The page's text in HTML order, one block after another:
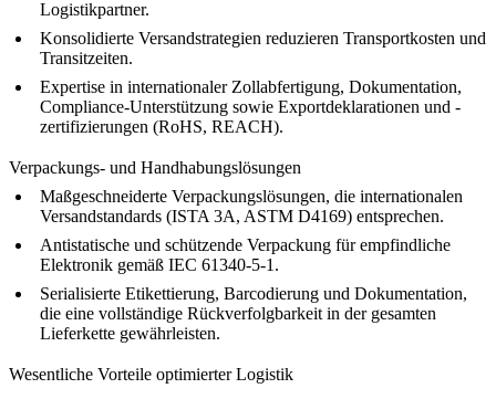
Logistikpartner.
Konsolidierte Versandstrategien reduzieren Transportkosten und
Transitzeiten.
Expertise in internationaler Zollabfertigung, Dokumentation,
Compliance-Unterstützung sowie Exportdeklarationen und -
zertifizierungen (RoHS, REACH).
Verpackungs- und Handhabungslösungen
Maßgeschneiderte Verpackungslösungen, die internationalen
Versandstandards (ISTA 3A, ASTM D4169) entsprechen.
Antistatische und schützende Verpackung für empfindliche
Elektronik gemäß IEC 61340-5-1.
Serialisierte Etikettierung, Barcodierung und Dokumentation,
die eine vollständige Rückverfolgbarkeit in der gesamten
Lieferkette gewährleisten.
Wesentliche Vorteile optimierter Logistik